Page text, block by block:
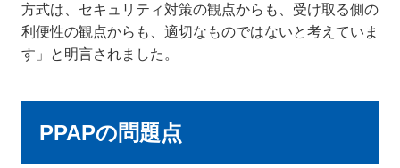
方式は、セキュリティ対策の観点からも、受け取る側の
利便性の観点からも、適切なものではないと考えていま
す」と明言されました。
PPAPの問題点